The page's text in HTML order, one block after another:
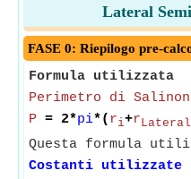
Lateral
FASE 0: Riepilogo pre-
Formula utilizzata
Perimetro di Salinon
P = 2*pi*( ri+r
Questa formula
Costanti utilizzate